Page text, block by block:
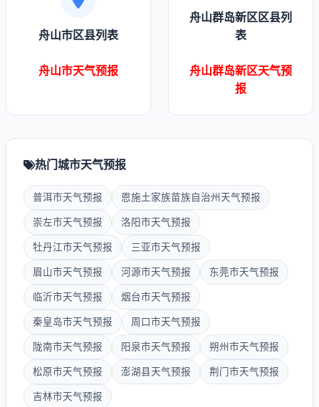
舟山市区县列表
舟山市天气预报
舟山群岛新区区县列
表
舟山群岛新区天气预
报
热门城市天气预报
普洱市天气预报 恩施土家族苗族自治州天气预报
崇左市天气预报 洛阳市天气预报
牡丹江市天气预报 三亚市天气预报
眉山市天气预报 河源市天气预报 东莞市天气预报
临沂市天气预报 烟台市天气预报
秦皇岛市天气预报 周口市天气预报
陇南市天气预报 阳泉市天气预报 朔州市天气预报
松原市天气预报 澎湖县天气预报 荆门市天气预报
吉林市天气预报